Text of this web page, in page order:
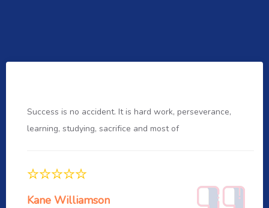
Success is no accident. It is hard work, perseverance,
learning, studying, sacrifice and most of
Kane Williamson